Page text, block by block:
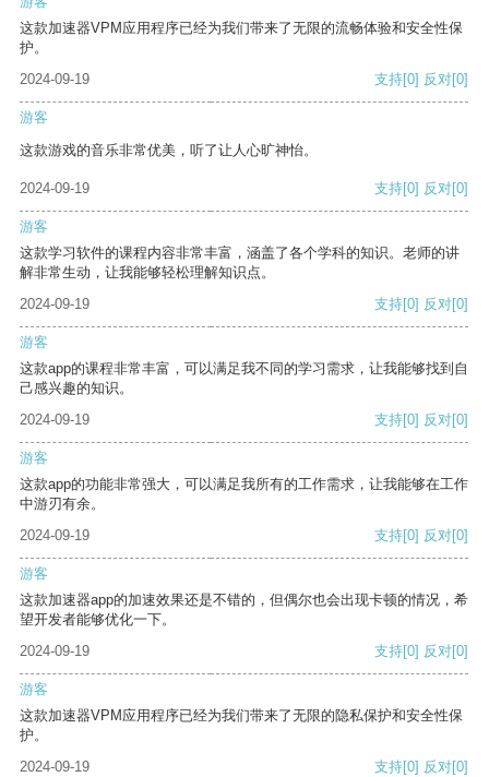
这款加速器VPM应用程序已经为我们带来了无限的流畅体验和安全性保
护。
2024-09-19
支持[0] 反对[0]
游客
这款游戏的音乐非常优美，听了让人心旷神怡。
2024-09-19 支持[0] 反对[0]
游客
这款学习软件的课程内容非常丰富，涵盖了各个学科的知识。老师的讲
解非常生动，让我能够轻松理解知识点。
2024-09-19
支持[0] 反对[0]
游客
这款app的课程非常丰富，可以满足我不同的学习需求，让我能够找到自
己感兴趣的知识。
2024-09-19
支持[0] 反对[0]
游客
这款app的功能非常强大，可以满足我所有的工作需求，让我能够在工作
中游刃有余。
2024-09-19
支持[0] 反对[0]
游客
这款加速器app的加速效果还是不错的，但偶尔也会出现卡顿的情况，希
望开发者能够优化一下。
2024-09-19
支持[0] 反对[0]
游客
这款加速器VPM应用程序已经为我们带来了无限的隐私保护和安全性保
护。
2024-09-19
支持[0] 反对[0]